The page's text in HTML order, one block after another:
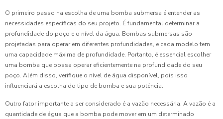
O primeiro passo na escolha de uma bomba submersa é entender as
necessidades específicas do seu projeto. É fundamental determinar a
profundidade do poço e o nível da água. Bombas submersas são
projetadas para operar em diferentes profundidades, e cada modelo tem
uma capacidade máxima de profundidade. Portanto, é essencial escolher
uma bomba que possa operar eficientemente na profundidade do seu
poço. Além disso, verifique o nível de água disponível, pois isso
influenciará a escolha do tipo de bomba e sua potência.
Outro fator importante a ser considerado é a vazão necessária. A vazão é a
quantidade de água que a bomba pode mover em um determinado